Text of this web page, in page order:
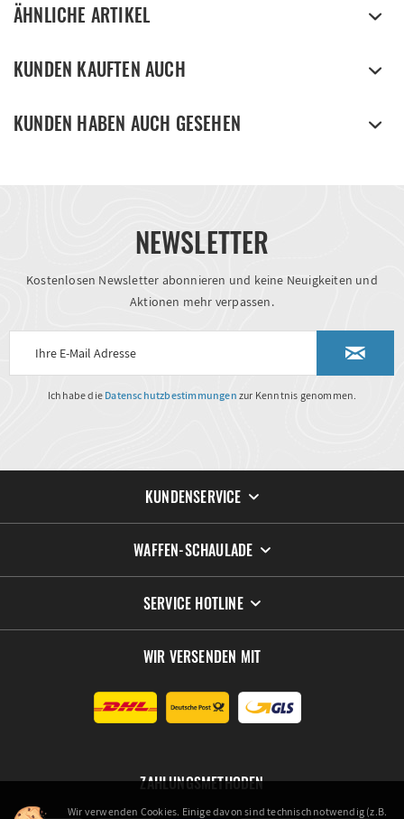
ÄHNLICHE ARTIKEL
KUNDEN KAUFTEN AUCH
KUNDEN HABEN AUCH GESEHEN
NEWSLETTER
Kostenlosen Newsletter abonnieren und keine Neuigkeiten und
Aktionen mehr verpassen.
Ich habe die Datenschutzbestimmungen zur Kenntnis genommen.
KUNDENSERVICE
WAFFEN-SCHAULADE
SERVICE HOTLINE
WIR VERSENDEN MIT
ZAHLUNGSMETHODEN
Wir verwenden Cookies. Einige davon sind technisch notwendig (z.B.